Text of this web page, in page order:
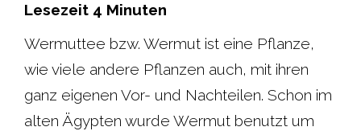
e
b
t t t
Lesezeit 4 Minuten
Wermuttee bzw. Wermut ist eine Pflanze,
wie viele andere Pflanzen auch, mit ihren
ganz eigenen Vor- und Nachteilen. Schon im
alten Ägypten wurde Wermut benutzt um